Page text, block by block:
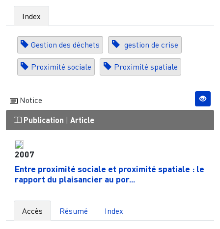
Index
Gestion des déchets gestion de crise
Proximité sociale Proximité spatiale
Notice
Publication Article
2007
Entre proximité sociale et proximité spatiale : le
rapport du plaisancier au por...
Accès Résumé Index